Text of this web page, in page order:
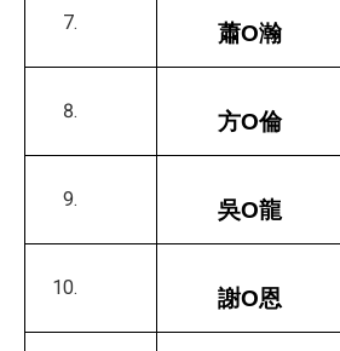
蕭O瀚
方O倫
吳O龍
謝O恩